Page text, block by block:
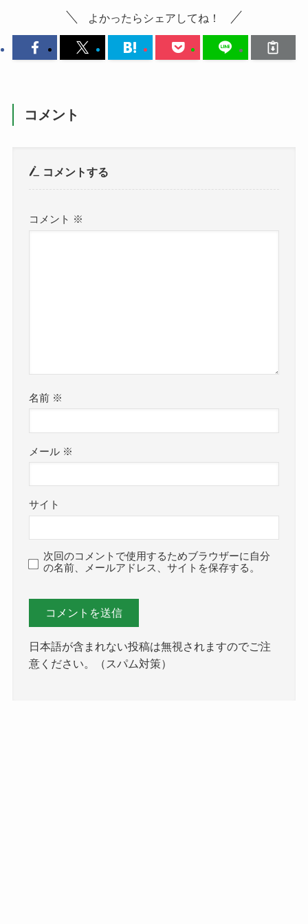
よかったらシェアしてね！
コメント
コメントする
コメント ※
名前 ※
メール ※
サイト
次回のコメントで使用するためブラウザーに自分
の名前、メールアドレス、サイトを保存する。
日本語が含まれない投稿は無視されますのでご注
意ください。（スパム対策）